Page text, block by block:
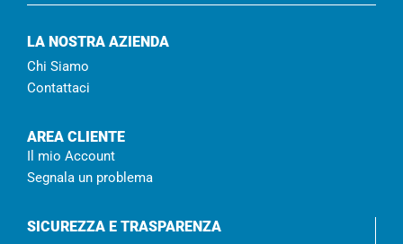
LA NOSTRA AZIENDA
Chi Siamo
Contattaci
AREA CLIENTE
Il mio Account
Segnala un problema
SICUREZZA E TRASPARENZA